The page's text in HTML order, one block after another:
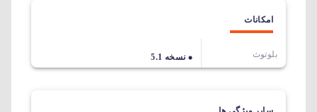
امکانات
بلوتوث نسخه 5.1